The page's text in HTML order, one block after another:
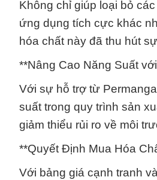
Không chỉ giúp loại bỏ
ứng dụng tích cực khác
hóa chất này đã thu hút
**Nâng Cao Năng Suất
Với sự hỗ trợ từ
suất trong quy trình sản
giảm thiểu rủi ro về môi
**Quyết Định Mua Hóa
Với bảng giá cạnh tranh